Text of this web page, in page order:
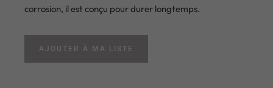
corrosion, il est conçu pour durer longtemps.
AJOUTER À MA LISTE